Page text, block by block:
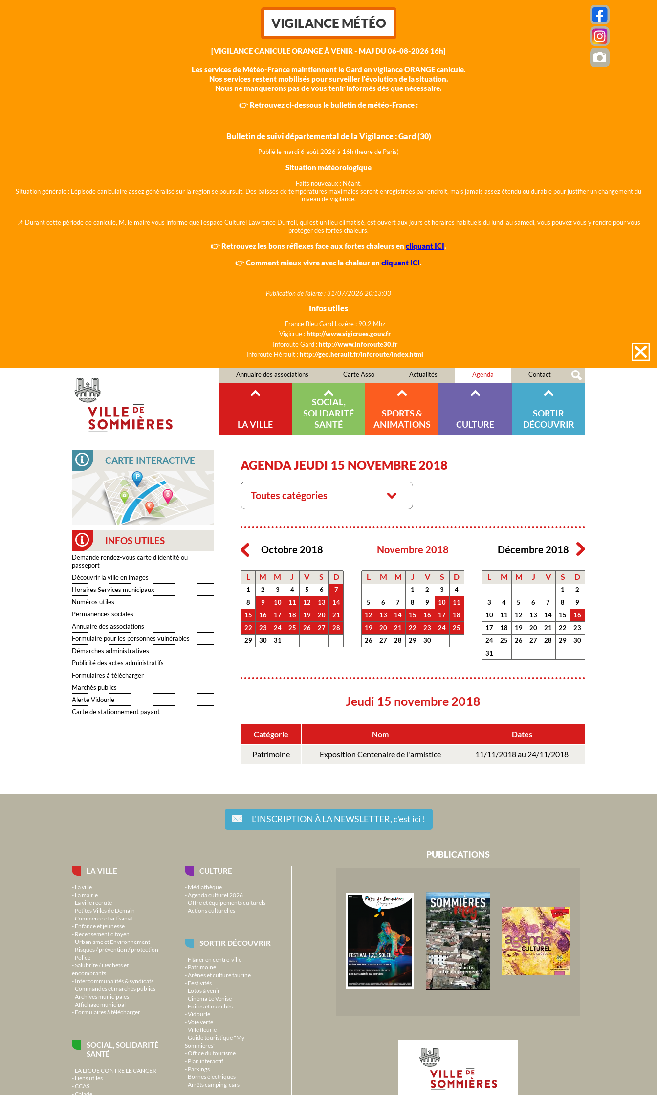
VIGILANCE MÉTÉO
[VIGILANCE CANICULE ORANGE À VENIR - MAJ DU 06-08-2026 16h]
Les services de Météo-France maintiennent le Gard en vigilance ORANGE canicule.
Nos services restent mobilisés pour surveiller l'évolution de la situation.
Nous ne manquerons pas de vous tenir informés dès que nécessaire.
👉 Retrouvez ci-dessous le bulletin de météo-France :
Bulletin de suivi départemental de la Vigilance : Gard (30)
Publié le mardi 6 août 2026 à 16h (heure de Paris)
Situation météorologique
Faits nouveaux : Néant.
Situation générale : L'épisode caniculaire assez généralisé sur la région se poursuit. Des baisses de températures maximales seront enregistrées par endroit, mais jamais assez étendu ou durable pour justifier un changement du
niveau de vigilance.
📌 Durant cette période de canicule, M. le maire vous informe que l'espace Culturel Lawrence Durrell, qui est un lieu climatisé, est ouvert aux jours et horaires habituels du lundi au samedi, vous pouvez vous y rendre pour vous
protéger des fortes chaleurs.
👉 Retrouvez les bons réflexes face aux fortes chaleurs en cliquant ICI.
👉 Comment mieux vivre avec la chaleur en cliquant ICI.
Publication de l'alerte : 31/07/2026 20:13:03
Infos utiles
France Bleu Gard Lozère : 90.2 Mhz
Vigicrue :http://www.vigicrues.gouv.fr
Inforoute Gard :http://www.inforoute30.fr
Inforoute Hérault :http://geo.herault.fr/inforoute/index.html
Annuaire des associations Carte Asso Actualités Agenda Contact
LA VILLE
SOCIAL,
SOLIDARITÉ
SANTÉ
SPORTS &
ANIMATIONS
CULTURE
SORTIR
DÉCOUVRIR
CARTE INTERACTIVE
INFOS UTILES
Demande rendez-vous carte d'identité ou
passeport
Découvrir la ville en images
Horaires Services municipaux
Numéros utiles
Permanences sociales
Annuaire des associations
Formulaire pour les personnes vulnérables
Démarches administratives
Publicité des actes administratifs
Formulaires à télécharger
Marchés publics
Alerte Vidourle
Carte de stationnement payant
AGENDA JEUDI 15 NOVEMBRE 2018
Toutes catégories
Octobre 2018
L M M J V S D
1 2 3 4 5 6
7
8
9 10 11 12 13
14
15
16 17 18 19 20
21
22
23 24 25 26 27
28
29
30 31
Novembre 2018
L M M J V S D
1 2 3
4
5
6 7 8 9 10
11
12
13 14 15 16 17
18
19
20 21 22 23 24
25
26
27 28 29 30
Décembre 2018
L M M J V S D
1
2
3
4 5 6 7 8
9
10
11 12 13 14 15
16
17
18 19 20 21 22
23
24
25 26 27 28 29
30
31
Jeudi 15 novembre 2018
Catégorie Nom Dates
Patrimoine Exposition Centenaire de l'armistice 11/11/2018 au 24/11/2018
L'INSCRIPTION À LA NEWSLETTER,c'est ici !
LA VILLE
La ville
La mairie
La ville recrute
Petites Villes de Demain
Commerce et artisanat
Enfance et jeunesse
Recensement citoyen
Urbanisme et Environnement
Risques / prévention / protection
Police
Salubrité / Déchets et
encombrants
Intercommunalités & syndicats
Commandes et marchés publics
Archives municipales
Affichage municipal
Formulaires à télécharger
SOCIAL, SOLIDARITÉ
SANTÉ
LA LIGUE CONTRE LE CANCER
Liens utiles
CCAS
Calade
CULTURE
Médiathèque
Agenda culturel 2026
Offre et équipements culturels
Actions culturelles
SORTIR DÉCOUVRIR
Flâner en centre-ville
Patrimoine
Arènes et culture taurine
Festivités
Lotos à venir
Cinéma Le Venise
Foires et marchés
Vidourle
Voie verte
Ville fleurie
Guide touristique "My
Sommières"
Office du tourisme
Plan interactif
Parkings
Bornes électriques
Arrêts camping-cars
PUBLICATIONS